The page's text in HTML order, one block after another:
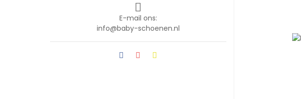

E-mail ons:
info@baby-schoenen.nl